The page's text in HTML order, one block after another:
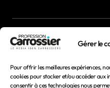
Gérer le
Pour offrir les meilleures expériences,
cookies pour stocker et/ou accéder aux
consentir à ces technologies nous